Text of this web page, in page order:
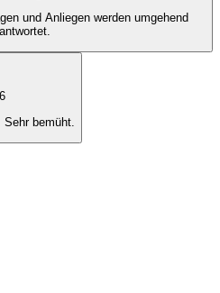
und Anliegen werden umgehend
bemüht.